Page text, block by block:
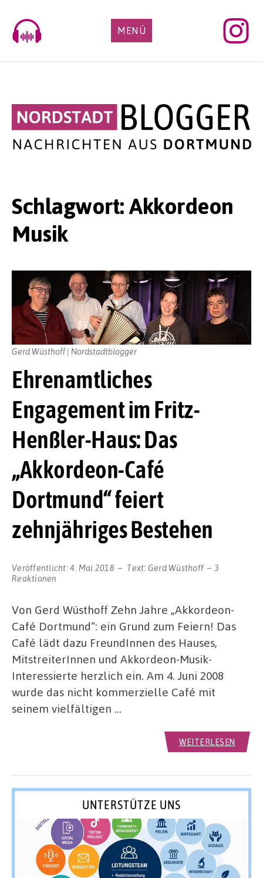
content
MENÜ
Schlagwort:Akkordeon
Musik
Ehrenamtliches
Engagement im Fritz-
Henßler-Haus: Das
„Akkordeon-Café
Dortmund“ feiert
zehnjähriges Bestehen
Veröffentlicht:4. Mai 2018 Text: Gerd Wüsthoff
3
Reaktionen
Gerd Wüsthoff | Nordstadtblogger
Von Gerd Wüsthoff Zehn Jahre „Akkordeon-
Café Dortmund“: ein Grund zum Feiern! Das
Café lädt dazu FreundInnen des Hauses,
MitstreiterInnen und Akkordeon-Musik-
Interessierte herzlich ein. Am 4. Juni 2008
wurde das nicht kommerzielle Café mit
seinem vielfältigen …
WEITERLESEN
UNTERSTÜTZE UNS